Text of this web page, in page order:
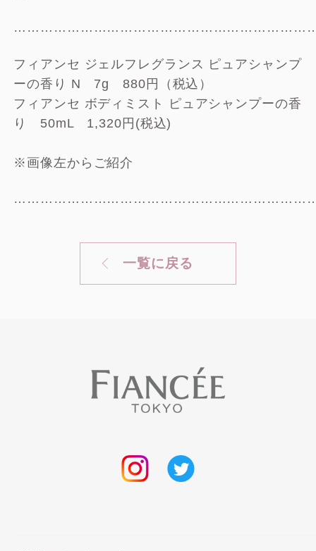
フィアンセ ジェルフレグランス ピュアシャンプ
ーの香り N 7g 880円（税込）
フィアンセ ボディミスト ピュアシャンプーの香
り 50mL 1,320円(税込)
※画像左からご紹介
一覧に戻る